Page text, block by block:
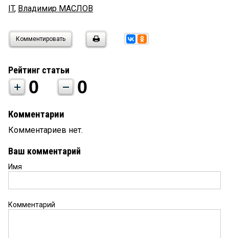
IT, Владимир МАСЛОВ
Комментировать
Рейтинг статьи
0 0
Комментарии
Комментариев нет.
Ваш комментарий
Имя
Комментарий